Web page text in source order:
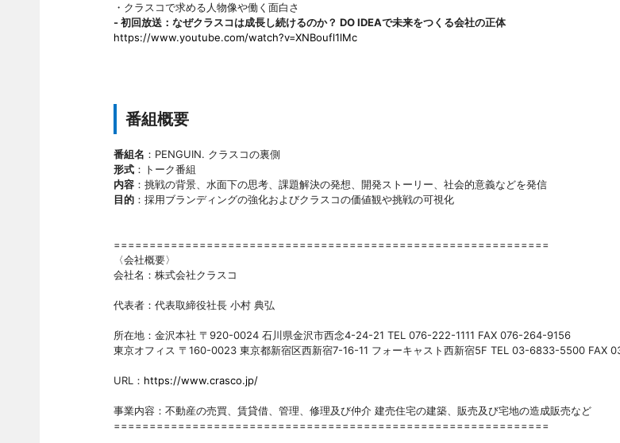
・クラスコで求める人物像や働く面白さ
- 初回放送：なぜクラスコは成長し続けるのか？ DO IDEAで未来をつくる会社の正体
https://www.youtube.com/watch?v=XNBoufl1lMc
番組概要
番組名 ：PENGUIN. クラスコの裏側
形式：トーク番組
内容：挑戦の背景、水面下の思考、課題解決の発想、開発ストーリー、社会的意義などを発信
目的：採用ブランディングの強化およびクラスコの価値観や挑戦の可視化
=============================================================
〈会社概要〉
会社名：株式会社クラスコ
代表者：代表取締役社長 小村 典弘
所在地：金沢本社 〒920-0024 石川県金沢市西念4-24-21 TEL 076-222-1111 FAX 076-264-9156
東京オフィス 〒160-0023 東京都新宿区西新宿7-16-11 フォーキャスト西新宿5F TEL 03-6833-5500 FAX
URL： https://www.crasco.jp/
事業内容：不動産の売買、賃貸借、管理、修理及び仲介 建売住宅の建築、販売及び宅地の造成販売など
=============================================================